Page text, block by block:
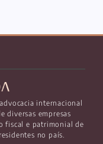
internacional
diversas empresas
fiscal e patrimonial de
no país.